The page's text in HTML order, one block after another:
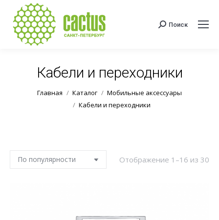
Поиск:
Поиск
Кабели и переходники
Вы здесь:
Главная Каталог
Мобильные аксессуары
Кабели и переходники
Отображение 1–16 из 30